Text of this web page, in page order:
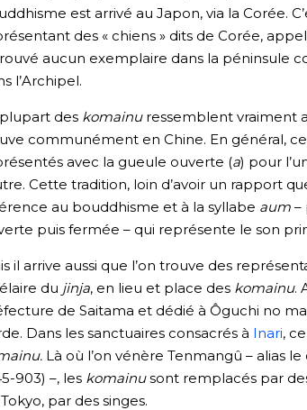
est arrivé au Japon, via la Corée.
des « chiens » dits de Corée,
aucun exemplaire dans la péninsule
l’Archipel.
des komainuressemblent vraiment
communément en Chine. En général,
avec la gueule ouverte (a) pour
Cette tradition, loin d’avoir un rapport
au bouddhisme et à la syllabe aum –
puis fermée – qui représente le son
il arrive aussi que l’on trouve des
du jinja, en lieu et place des komainu.
de Saitama et dédié à Ôguchi no
Dans les sanctuaires consacrés à Inari,
Là où l’on vénère Tenmangû – alias
903) –, les komainusont remplacés par
par des singes.